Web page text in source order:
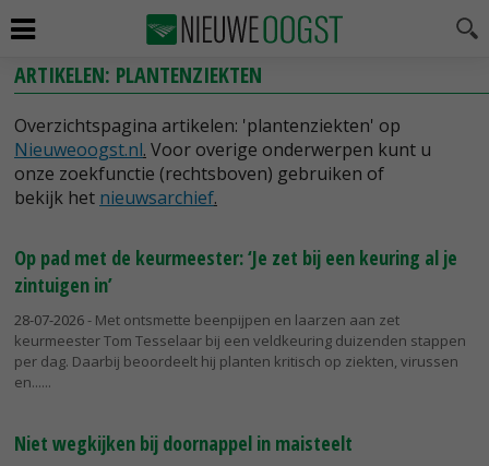
ARTIKELEN: PLANTENZIEKTEN
Overzichtspagina artikelen: 'plantenziekten' op
Nieuweoogst.nl. Voor overige onderwerpen kunt u
onze zoekfunctie (rechtsboven) gebruiken of
bekijk het nieuwsarchief.
Op pad met de keurmeester: ‘Je zet bij een keuring al je
zintuigen in’
28-07-2026- Met ontsmette beenpijpen en laarzen aan zet
keurmeester Tom Tesselaar bij een veldkeuring duizenden stappen
per dag. Daarbij beoordeelt hij planten kritisch op ziekten, virussen
en...
Niet wegkijken bij doornappel in maisteelt